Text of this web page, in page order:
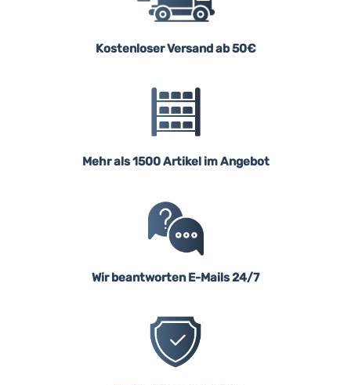
Kostenloser Versand ab 50€
Mehr als 1500 Artikel im Angebot
Wir beantworten E-Mails 24/7